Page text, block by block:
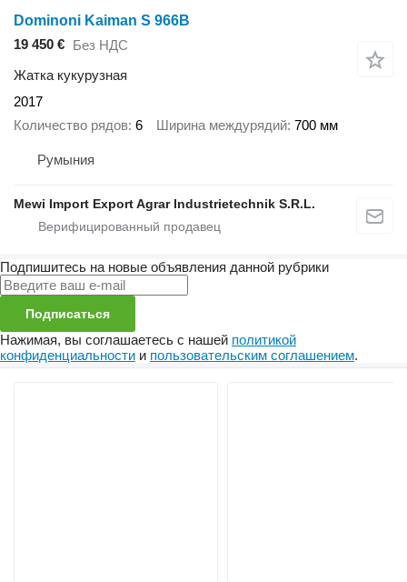
Dominoni Kaiman S 966B
19 450 € Без НДС
Жатка кукурузная
2017
Количество рядов 6 Ширина междурядий 700 мм
Румыния
Mewi Import Export Agrar Industrietechnik S.R.L.
Подпишитесь на новые объявления данной рубрики
Подписаться
Нажимая, вы соглашаетесь с нашей политикой
конфиденциальности и пользовательским соглашением.